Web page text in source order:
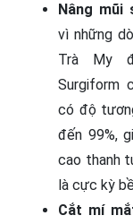
Nâng mũi
vì những
Trà My
Surgiform
có độ
đến 99%,
cao thanh
là cực kỳ
Cắt mí